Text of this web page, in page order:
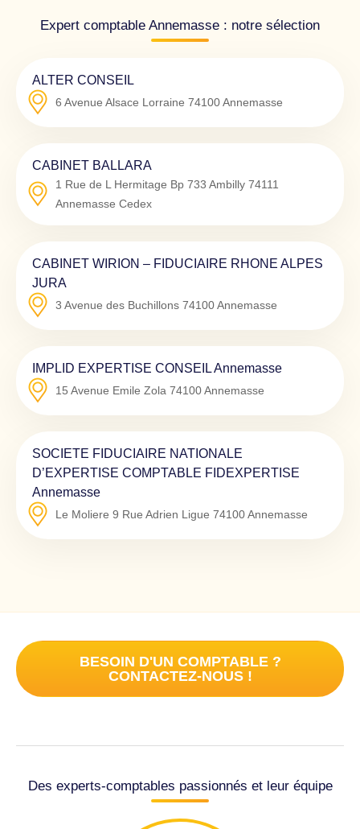
Expert comptable Annemasse : notre sélection
ALTER CONSEIL
6 Avenue Alsace Lorraine 74100Annemasse
CABINET BALLARA
1 Rue de L Hermitage Bp 733 Ambilly 74111
Annemasse Cedex
CABINET WIRION – FIDUCIAIRE RHONE ALPES
JURA
3 Avenue des Buchillons 74100Annemasse
IMPLID EXPERTISE CONSEIL Annemasse
15 Avenue Emile Zola 74100Annemasse
SOCIETE FIDUCIAIRE NATIONALE
D’EXPERTISE COMPTABLE FIDEXPERTISE
Annemasse
Le Moliere 9 Rue Adrien Ligue 74100Annemasse
BESOIN D'UN COMPTABLE ?
CONTACTEZ-NOUS !
Des experts-comptables passionnés et leur équipe